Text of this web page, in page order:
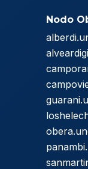
Nodo